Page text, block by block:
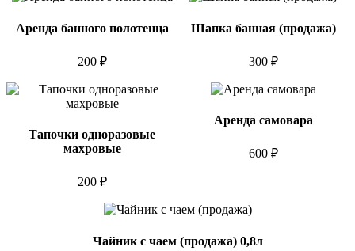
Аренда банного полотенца
200 ₽
Шапка банная (продажа)
300 ₽
Тапочки одноразовые
махровые
200 ₽
Аренда самовара
600 ₽
Чайник с чаем (продажа) 0,8л